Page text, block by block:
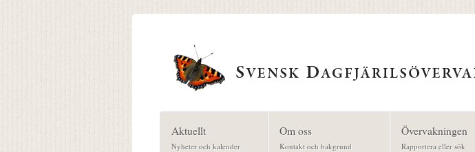
Aktuellt
Nyheter och kalender
Om oss
Kontakt och bakgrund
Övervakningen
Rapportera eller sök